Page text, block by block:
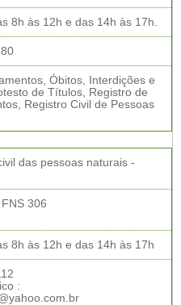
8h às 12h e das 14h às 17h.
Óbitos, Interdições e
de Títulos, Registro de
Registro Civil de Pessoas
das pessoas naturais -
306
8h às 12h e das 14h às 17h
: